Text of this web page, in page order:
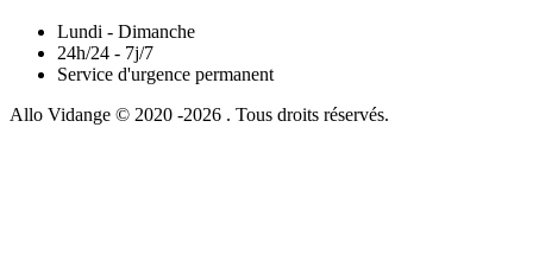
Lundi - Dimanche
24h/24 - 7j/7
Service d'urgence permanent
Allo Vidange © 2020 -2026 . Tous droits réservés.